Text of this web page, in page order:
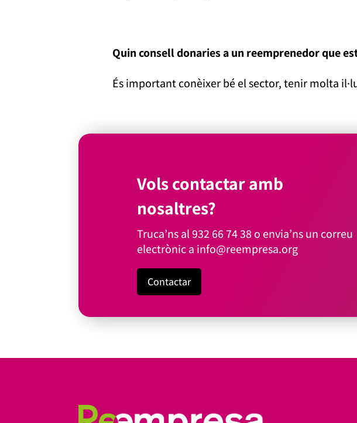
Quin consell donaries a un reemprenedor que
És important conèixer bé el sector, tenir molta
Vols contactar amb
nosaltres?
Truca’ns al932 66 74 38o envia’ns un correu
electrònic a info@reempresa.org
Contactar